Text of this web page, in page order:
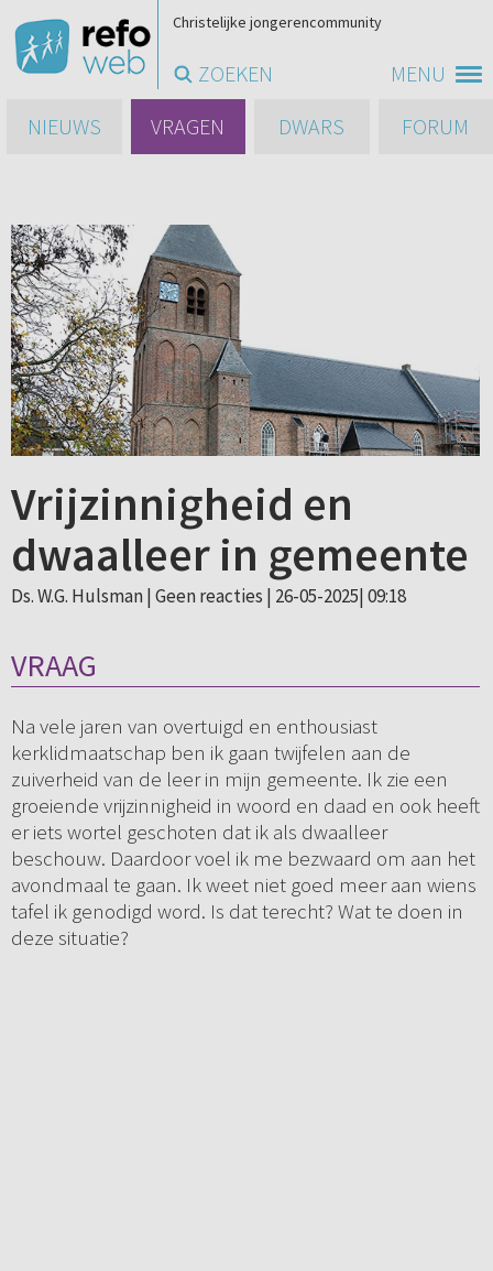
MENU
Christelijke jongerencommunity
ZOEKEN
NIEUWS
VRAGEN DWARS FORUM
Vrijzinnigheid en
dwaalleer in gemeente
Ds. W.G. Hulsman | Geen reacties | 26-05-2025| 09:18
VRAAG
Na vele jaren van overtuigd en enthousiast
kerklidmaatschap ben ik gaan twijfelen aan de
zuiverheid van de leer in mijn gemeente. Ik zie een
groeiende vrijzinnigheid in woord en daad en ook heeft
er iets wortel geschoten dat ik als dwaalleer
beschouw. Daardoor voel ik me bezwaard om aan het
avondmaal te gaan. Ik weet niet goed meer aan wiens
tafel ik genodigd word. Is dat terecht? Wat te doen in
deze situatie?